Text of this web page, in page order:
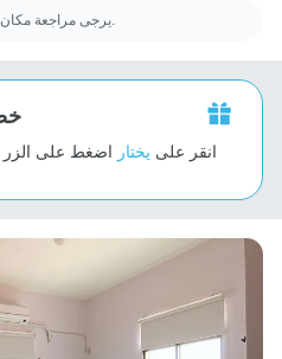
انقر على يختار اضغط على الزر